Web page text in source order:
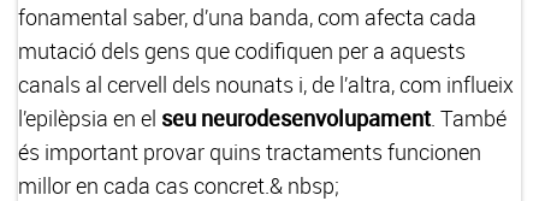
fonamental saber, d’una banda, com afecta cada
mutació dels gens que codifiquen per a aquests
canals al cervell dels nounats i, de l’altra, com influeix
l’epilèpsia en el seu neurodesenvolupament. També
és important provar quins tractaments funcionen
millor en cada cas concret.& nbsp;